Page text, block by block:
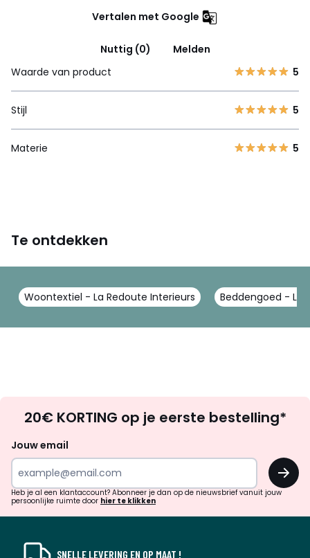
Vertalen met Google
Nuttig (0)
Melden
Waarde van product
5
Stijl 5
Materie 5
Te ontdekken
Woontextiel - La Redoute Interieurs Beddengoed - La
zoek
inspiratie
verrassingen?
20€ KORTING op je eerste bestelling*
Jouw email
OK
Heb je al een klantaccount? Abonneer je dan op de nieuwsbrief vanuit jouw
persoonlijke ruimte door hier te klikken
SNELLE LEVERING EN OP MAAT !